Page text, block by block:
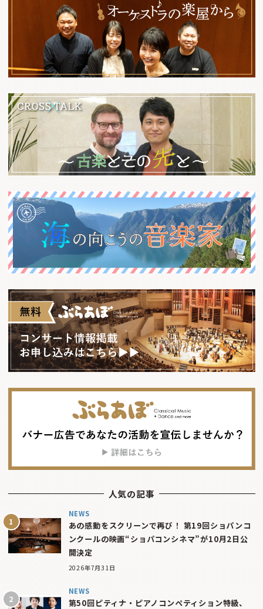
人気の記事
NEWS
あの感動をスクリーンで再び！ 第19回ショパンコ
ンクールの映画“ショパコンシネマ”が10月2日公
開決定
2026年7月31日
NEWS
第50回ピティナ・ピアノコンペティション特級、